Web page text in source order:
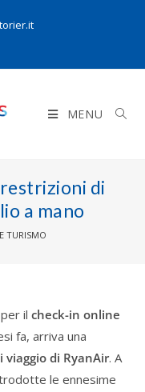
MENU
di
a mano
TURISMO
per ilcheck-in online
fa, arriva una
viaggio di RyanAir. A
le ennesime